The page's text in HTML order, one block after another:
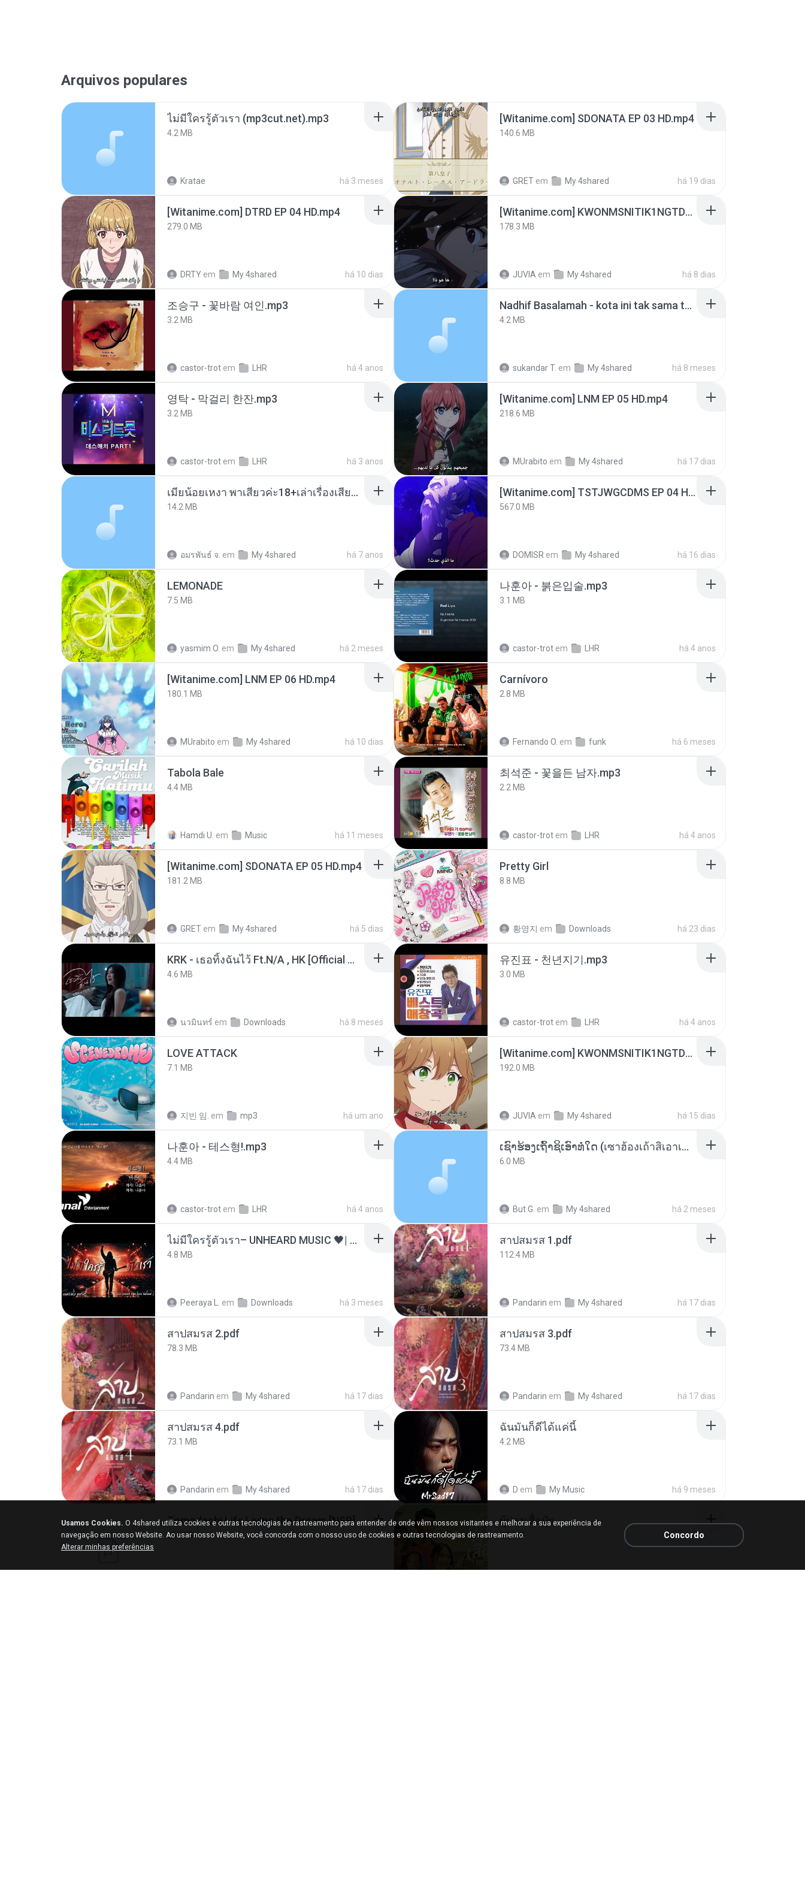
Arquivos populares
ไม่มีใครรู้ตัวเรา (mp3cut.net).mp3
4.2 MB
Kratae há 3 meses
[Witanime.com] SDONATA EP 03 HD.mp4
140.6 MB
GRET em My 4shared há 19 dias
[Witanime.com] DTRD EP 04 HD.mp4
279.0 MB
DRTY em My 4shared há 10 dias
[Witanime.com] KWONMSNITIK1NGTDNN EP 05 HD.mp4
178.3 MB
JUVIA em My 4shared há 8 dias
조승구 - 꽃바람 여인.mp3
3.2 MB
castor-trot em LHR há 4 anos
Nadhif Basalamah - kota ini tak sama tanpamu (Official Lyric Video).mp3
4.2 MB
sukandar T. em My 4shared há 8 meses
영탁 - 막걸리 한잔.mp3
3.2 MB
castor-trot em LHR há 3 anos
[Witanime.com] LNM EP 05 HD.mp4
218.6 MB
MUrabito em My 4shared há 17 dias
เมียน้อยเหงา พาเสียวค่ะ18+เล่าเรื่องเสียว.mp3
14.2 MB
อมรพันธ์ จ. em My 4shared há 7 anos
[Witanime.com] TSTJWGCDMS EP 04 HD.mp4
567.0 MB
DOMISR em My 4shared há 16 dias
LEMONADE
7.5 MB
yasmim O. em My 4shared há 2 meses
나훈아 - 붉은입술.mp3
3.1 MB
castor-trot em LHR há 4 anos
[Witanime.com] LNM EP 06 HD.mp4
180.1 MB
MUrabito em My 4shared há 10 dias
Carnívoro
2.8 MB
Fernando O. em funk há 6 meses
Tabola Bale
4.4 MB
Hamdi U. em Music há 11 meses
최석준 - 꽃을든 남자.mp3
2.2 MB
castor-trot em LHR há 4 anos
[Witanime.com] SDONATA EP 05 HD.mp4
181.2 MB
GRET em My 4shared há 5 dias
Pretty Girl
8.8 MB
황영지 em Downloads há 23 dias
KRK - เธอทิ้งฉันไว้ Ft.N/A , HK [Official MV]
4.6 MB
นวมินทร์ em Downloads há 8 meses
유진표 - 천년지기.mp3
3.0 MB
castor-trot em LHR há 4 anos
LOVE ATTACK
7.1 MB
지빈 임. em mp3 há um ano
[Witanime.com] KWONMSNITIK1NGTDNN EP 04 HD.mp4
192.0 MB
JUVIA em My 4shared há 15 dias
나훈아 - 테스형!.mp3
4.4 MB
castor-trot em LHR há 4 anos
ເຊົາຮ້ອງເຖົ້າຊິເອົາທໍ່ໃດ (เซาฮ้องเถ้าสิเอาเท่าใด) ບຸນເກີດ ຫນູຫ່ວງ ft. ໂສພາ ຈຸນທະລາ
6.0 MB
But G. em My 4shared há 2 meses
ไม่มีใครรู้ตัวเรา– UNHEARD MUSIC 🖤| Official Lyric Video | เพลงสู้ชีวิต
4.8 MB
Peeraya L. em Downloads há 3 meses
สาปสมรส 1.pdf
112.4 MB
Pandarin em My 4shared há 17 dias
สาปสมรส 2.pdf
78.3 MB
Pandarin em My 4shared há 17 dias
สาปสมรส 3.pdf
73.4 MB
Pandarin em My 4shared há 17 dias
สาปสมรส 4.pdf
73.1 MB
Pandarin em My 4shared há 17 dias
ฉันมันก็ดีได้แค่นี้
4.2 MB
D em My Music há 9 meses
Tomodachi Life Living the Dream [NSP].torrent
252 KB
ผู้บ่าวเสื้อปุ๋ย
5.2 MB
Usamos Cookies. O 4shared utiliza cookies e outras tecnologias de rastreamento para entender de onde vêm nossos visitantes e melhorar a sua experiência de
navegação em nosso Website. Ao usar nosso Website, você concorda com o nosso uso de cookies e outras tecnologias de rastreamento.
Alterar minhas preferências
Concordo